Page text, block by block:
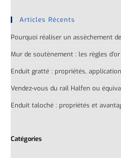
Articles Récents
Pourquoi réaliser un assèchement
Mur de soutènement : les règles
Enduit gratté : propriétés,
Vendez-vous du rail Halfen ou
Enduit taloché : propriétés et
Catégories